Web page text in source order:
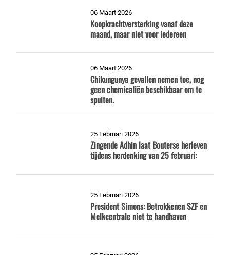
06 Maart 2026
Koopkrachtversterking vanaf deze
maand, maar niet voor iedereen
06 Maart 2026
Chikungunya gevallen nemen toe, nog
geen chemicaliën beschikbaar om te
spuiten.
25 Februari 2026
Zingende Adhin laat Bouterse herleven
tijdens herdenking van 25 februari:
25 Februari 2026
President Simons: Betrokkenen SZF en
Melkcentrale niet te handhaven